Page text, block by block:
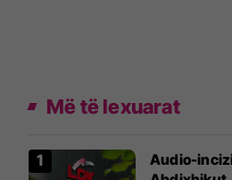
Më të lexuarat
Audio-